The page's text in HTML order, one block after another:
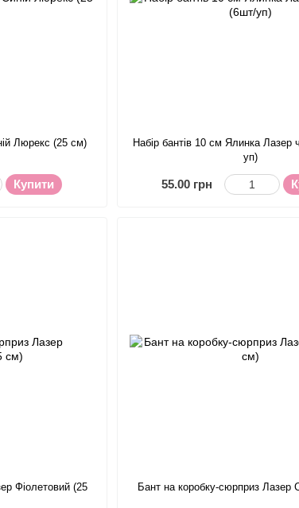
Люрекс (25 см)
Купити
Набір бантів 10 см Ялинка Лазер
уп)
55.00 грн
Фіолетовий (25
Бант на коробку-сюрприз Лазер